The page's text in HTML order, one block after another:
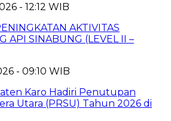
- 12:12 WIB
AKTIVITAS
API SINABUNG (LEVEL II –
- 09:10 WIB
Karo Hadiri Penutupan
Utara (PRSU) Tahun 2026 di